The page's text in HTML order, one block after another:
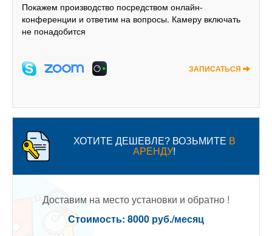
Покажем производство посредством онлайн-
конференции и ответим на вопросы. Камеру включать
не понадобится
ЗАПИСАТЬСЯ
ХОТИТЕ ДЕШЕВЛЕ? ВОЗЬМИТЕ В
АРЕНДУ!
Доставим на место установки и обратно !
Стоимость: 8000 руб./месяц